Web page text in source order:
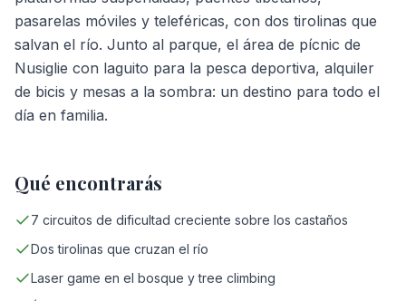
pasarelas móviles y teleféricas, con dos tirolinas que
salvan el río. Junto al parque, el área de pícnic de
Nusiglie con laguito para la pesca deportiva, alquiler
de bicis y mesas a la sombra: un destino para todo el
día en familia.
Qué encontrarás
7 circuitos de dificultad creciente sobre los castaños
Dos tirolinas que cruzan el río
Laser game en el bosque y tree climbing